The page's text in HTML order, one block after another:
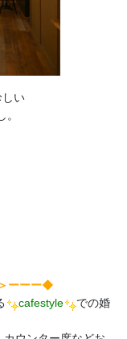
しい
ーーー◆
cafestyle
での婚